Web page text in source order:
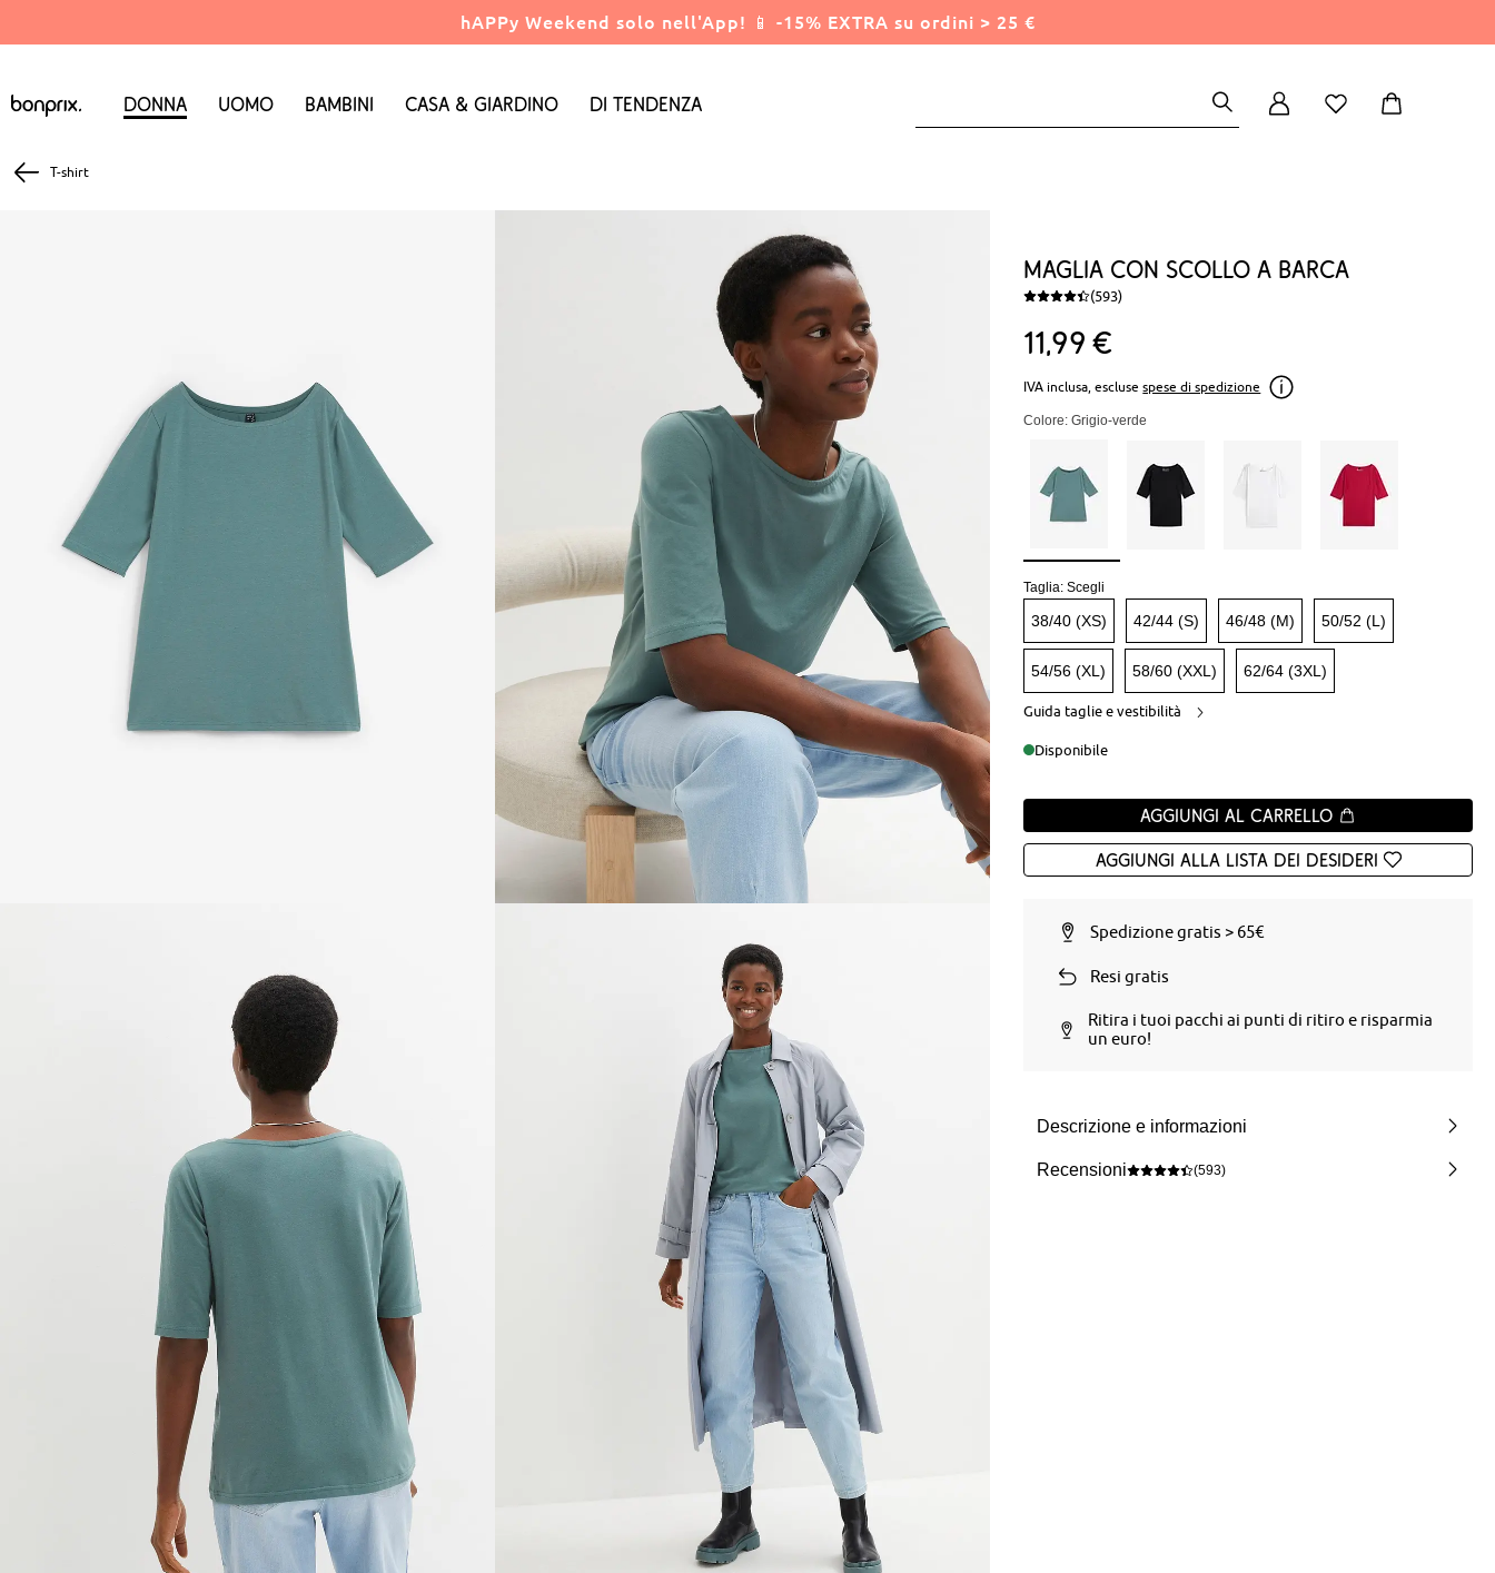
hAPPy Weekend solo nell'App! 📱 -15% EXTRA su ordini > 25 €
Donna Uomo Bambini Casa & Giardino Di tendenza
T-shirt
Maglia con scollo a barca
(593)
11 99 €
IVA inclusa, escluse spese di spedizione
Colore: Grigio-verde
Taglia:Scegli
38/40 (XS) 42/44 (S) 46/48 (M) 50/52 (L)
54/56 (XL) 58/60 (XXL) 62/64 (3XL)
Guida taglie e vestibilità
Disponibile
Aggiungi al carrello
Aggiungi alla Lista dei desideri
Spedizione gratis > 65€
Resi gratis
Ritira i tuoi pacchi ai punti di ritiro e risparmia
un euro!
Descrizione e informazioni
Recensioni (593)